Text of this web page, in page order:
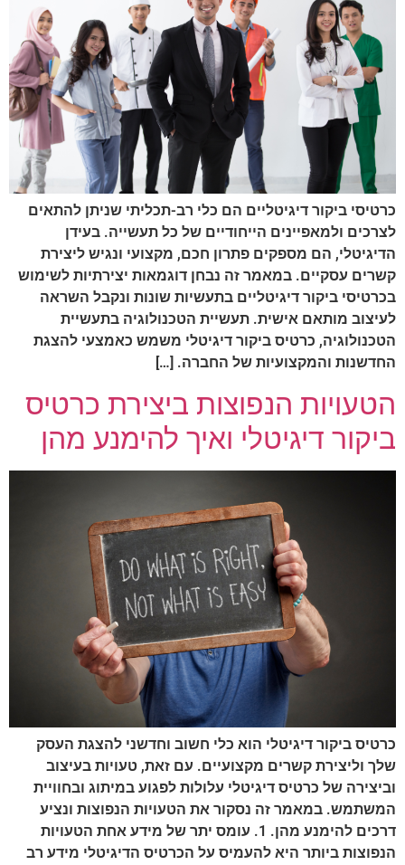
ביקור דיגיטליים הם כלי רב-תכליתי שניתן להתאים
ולמאפיינים הייחודיים של כל תעשייה. בעידן
הם מספקים פתרון חכם, מקצועי ונגיש ליצירת
עסקיים. במאמר זה נבחן דוגמאות יצירתיות לשימוש
ביקור דיגיטליים בתעשיות שונות ונקבל השראה
מותאם אישית. תעשיית הטכנולוגיה בתעשיית
כרטיס ביקור דיגיטלי משמש כאמצעי להצגת
והמקצועיות של החברה. […]
הנפוצות ביצירת כרטיס
דיגיטלי ואיך להימנע מהן
ביקור דיגיטלי הוא כלי חשוב וחדשני להצגת העסק
וליצירת קשרים מקצועיים. עם זאת, טעויות בעיצוב
של כרטיס דיגיטלי עלולות לפגוע במיתוג ובחוויית
במאמר זה נסקור את הטעויות הנפוצות ונציע
דרכים להימנע מהן. 1. עומס יתר של מידע אחת הטעויות
ביותר היא להעמיס על הכרטיס הדיגיטלי מידע רב